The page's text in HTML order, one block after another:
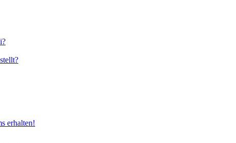
erhalten!